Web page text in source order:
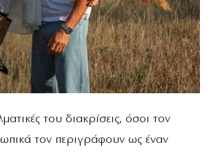
του διακρίσεις, όσοι τον
τον περιγράφουν ως έναν